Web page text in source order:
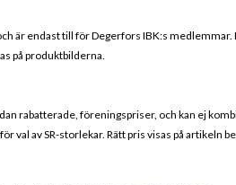
är endast till förDegerfors IBK:s medlemmar.
på produktbilderna.
rabatterade, föreningspriser, och kan ej
val av SR-storlekar. Rätt pris visas på